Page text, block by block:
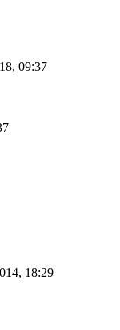
09:37
18:29